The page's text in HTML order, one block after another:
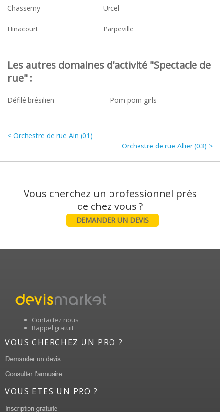
Chassemy Urcel
Hinacourt Parpeville
Les autres domaines d'activité "Spectacle de
rue" :
Défilé brésilien Pom pom girls
< Orchestre de rue Ain (01)
Orchestre de rue Allier (03) >
Vous cherchez un professionnel près
DEMANDER UN DEVIS
Contactez nous
Rappel gratuit
VOUS CHERCHEZ UN PRO ?
VOUS ETES UN PRO ?